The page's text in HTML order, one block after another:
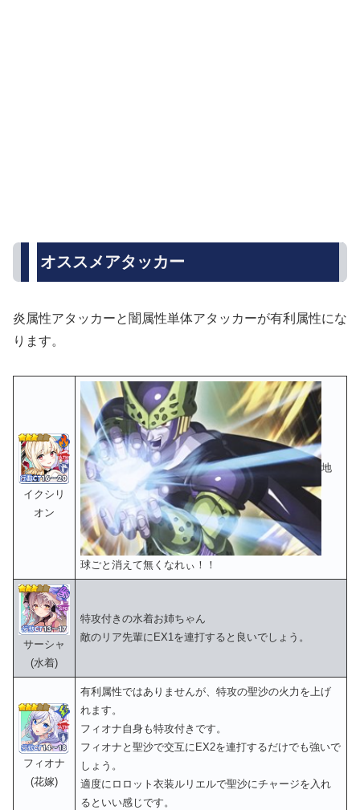
オススメアタッカー
炎属性アタッカーと闇属性単体アタッカーが有利属性にな
ります。
イクシリ
オン
地
球ごと消えて無くなれぃ！！
サーシャ
(水着)
特攻付きの水着お姉ちゃん
敵のリア先輩にEX1を連打すると良いでしょう。
フィオナ
(花嫁)
有利属性ではありませんが、特攻の聖沙の火力を上げ
れます。
フィオナ自身も特攻付きです。
フィオナと聖沙で交互にEX2を連打するだけでも強いで
しょう。
適度にロロット衣装ルリエルで聖沙にチャージを入れ
るといい感じです。